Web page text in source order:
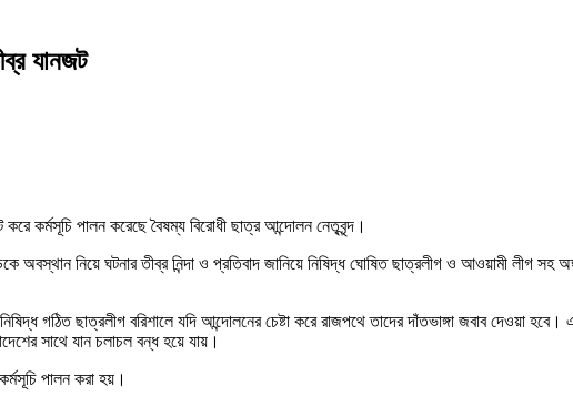
যানজট
করে কর্মসূচি পালন করেছে বৈষম্য বিরোধী ছাত্র আন্দোলন নেতৃবৃন্দ।
অবস্থান নিয়ে ঘটনার তীব্র নিন্দা ও প্রতিবাদ জানিয়ে নিষিদ্ধ ঘোষিত ছাত্রলীগ ও আওয়ামী লীগ সহ
গঠিত ছাত্রলীগ বরিশালে যদি আন্দোলনের চেষ্টা করে রাজপথে তাদের দাঁতভাঙ্গা জবাব দেওয়া
সাথে যান চলাচল বন্ধ হয়ে যায়।
পালন করা হয়।